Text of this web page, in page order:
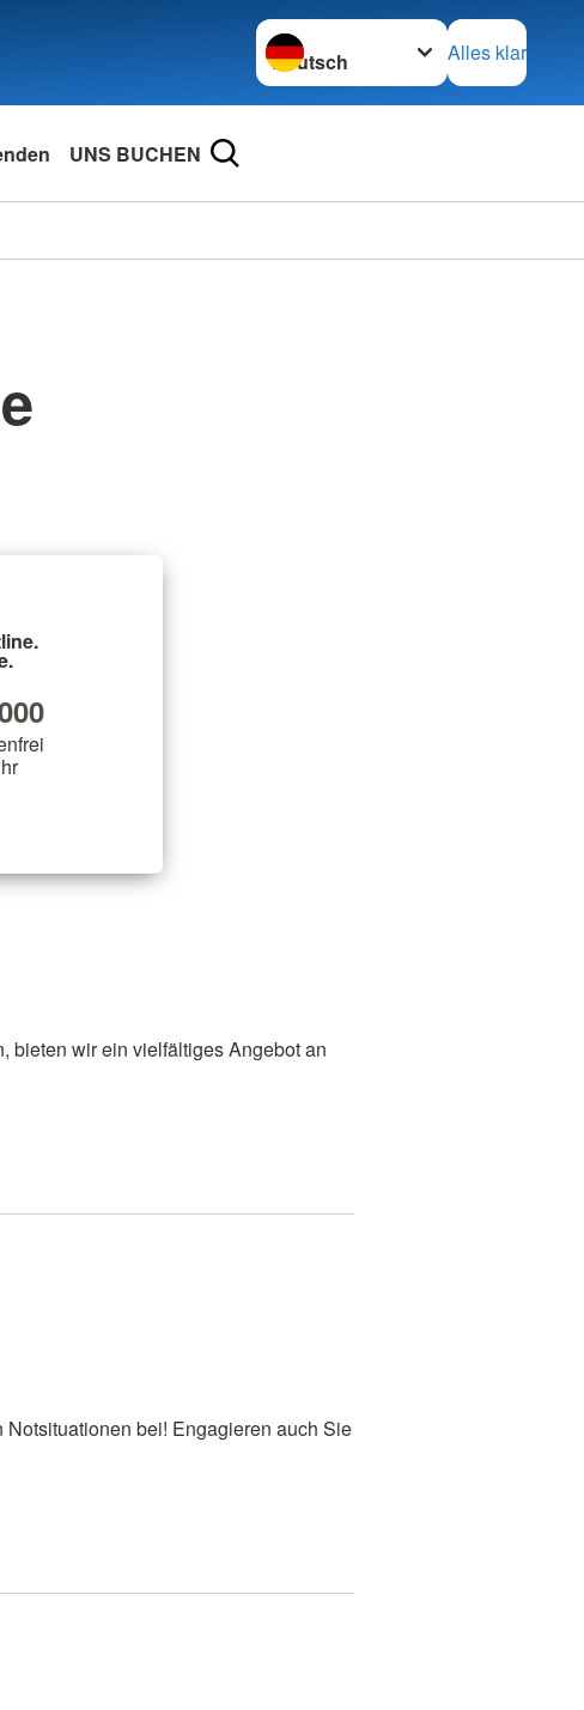
Sprache wechseln zu
Alles klar
UNS BUCHEN
bieten wir ein vielfältiges Angebot an
bei! Engagieren auch Sie